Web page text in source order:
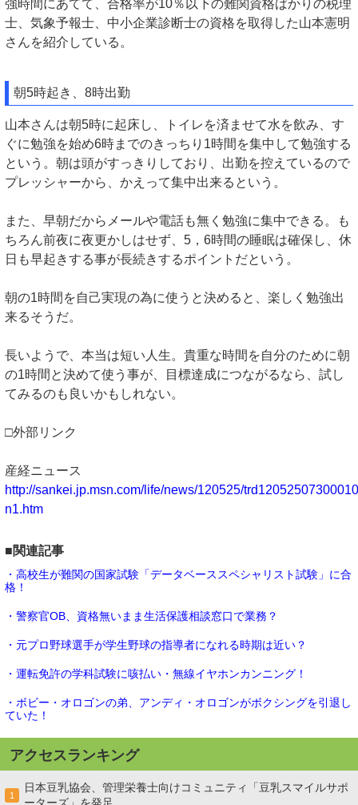
強時間にあてて、合格率が10％以下の難関資格ばかりの税理
士、気象予報士、中小企業診断士の資格を取得した山本憲明
さんを紹介している。
朝5時起き、8時出勤
山本さんは朝5時に起床し、トイレを済ませて水を飲み、す
ぐに勉強を始め6時までのきっちり1時間を集中して勉強する
という。朝は頭がすっきりしており、出勤を控えているので
プレッシャーから、かえって集中出来るという。
また、早朝だからメールや電話も無く勉強に集中できる。も
ちろん前夜に夜更かしはせず、5，6時間の睡眠は確保し、休
日も早起きする事が長続きするポイントだという。
朝の1時間を自己実現の為に使うと決めると、楽しく勉強出
来るそうだ。
長いようで、本当は短い人生。貴重な時間を自分のために朝
の1時間と決めて使う事が、目標達成につながるなら、試し
てみるのも良いかもしれない。
□外部リンク
産経ニュース
http://sankei.jp.msn.com/life/news/120525/
n1.htm
■関連記事
・高校生が難関の国家試験「データベーススペシャリスト試験」に合
格！
・警察官OB、資格無いまま生活保護相談窓口で業務？
・元プロ野球選手が学生野球の指導者になれる時期は近い？
・運転免許の学科試験に咳払い・無線イヤホンカンニング！
・ボビー・オロゴンの弟、アンディ・オロゴンがボクシングを引退し
ていた！
アクセスランキング
1
日本豆乳協会、管理栄養士向けコミュニティ「豆乳スマイルサポ